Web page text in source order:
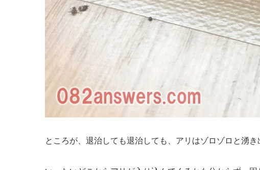
ところが、退治しても退治しても、アリはゾロゾロと湧き